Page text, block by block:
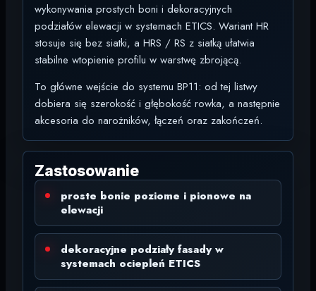
wykonywania prostych boni i dekoracyjnych
podziałów elewacji w systemach ETICS. Wariant HR
stosuje się bez siatki, a HRS / RS z siatką ułatwia
stabilne wtopienie profilu w warstwę zbrojącą.
To główne wejście do systemu BP11: od tej listwy
dobiera się szerokość i głębokość rowka, a następnie
akcesoria do narożników, łączeń oraz zakończeń.
Zastosowanie
proste bonie poziome i pionowe na
elewacji
dekoracyjne podziały fasady w
systemach ociepleń ETICS